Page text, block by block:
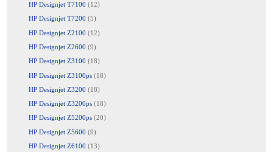
HP Designjet T7100 (12)
HP Designjet T7200 (5)
HP Designjet Z2100 (12)
HP Designjet Z2600 (9)
HP Designjet Z3100 (18)
HP Designjet Z3100ps (18)
HP Designjet Z3200 (18)
HP Designjet Z3200ps (18)
HP Designjet Z5200ps (20)
HP Designjet Z5600 (9)
HP Designjet Z6100 (13)